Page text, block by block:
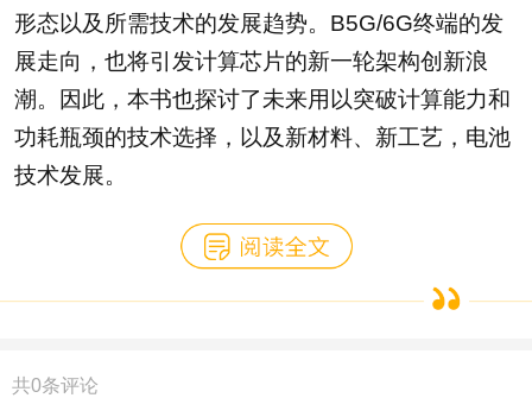
形态以及所需技术的发展趋势。B5G/6G终端的发
展走向，也将引发计算芯片的新一轮架构创新浪
潮。因此，本书也探讨了未来用以突破计算能力和
功耗瓶颈的技术选择，以及新材料、新工艺，电池
技术发展。
共0条评论